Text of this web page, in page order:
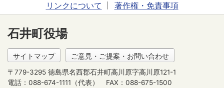
リンクについて
著作権・免責事項
石井町役場
サイトマップ ご意見・ご提案・お問い合わせ
〒779-3295 徳島県名西郡石井町高川原字高川原121-1
電話：088-674-1111（代表）
FAX：088-675-1500